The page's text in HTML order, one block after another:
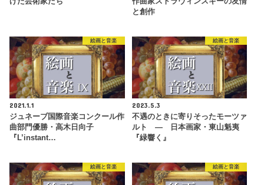
と創作
絵画と音楽
2021.1.1
ジュネーブ国際音楽コンクール作
曲部門優勝・高木日向子
『L’instant…
絵画と音楽
2023.5.3
不遇のときに寄りそったモーツァ
ルト ― 日本画家・東山魁夷
『緑響く』
絵画と音楽 絵画と音楽